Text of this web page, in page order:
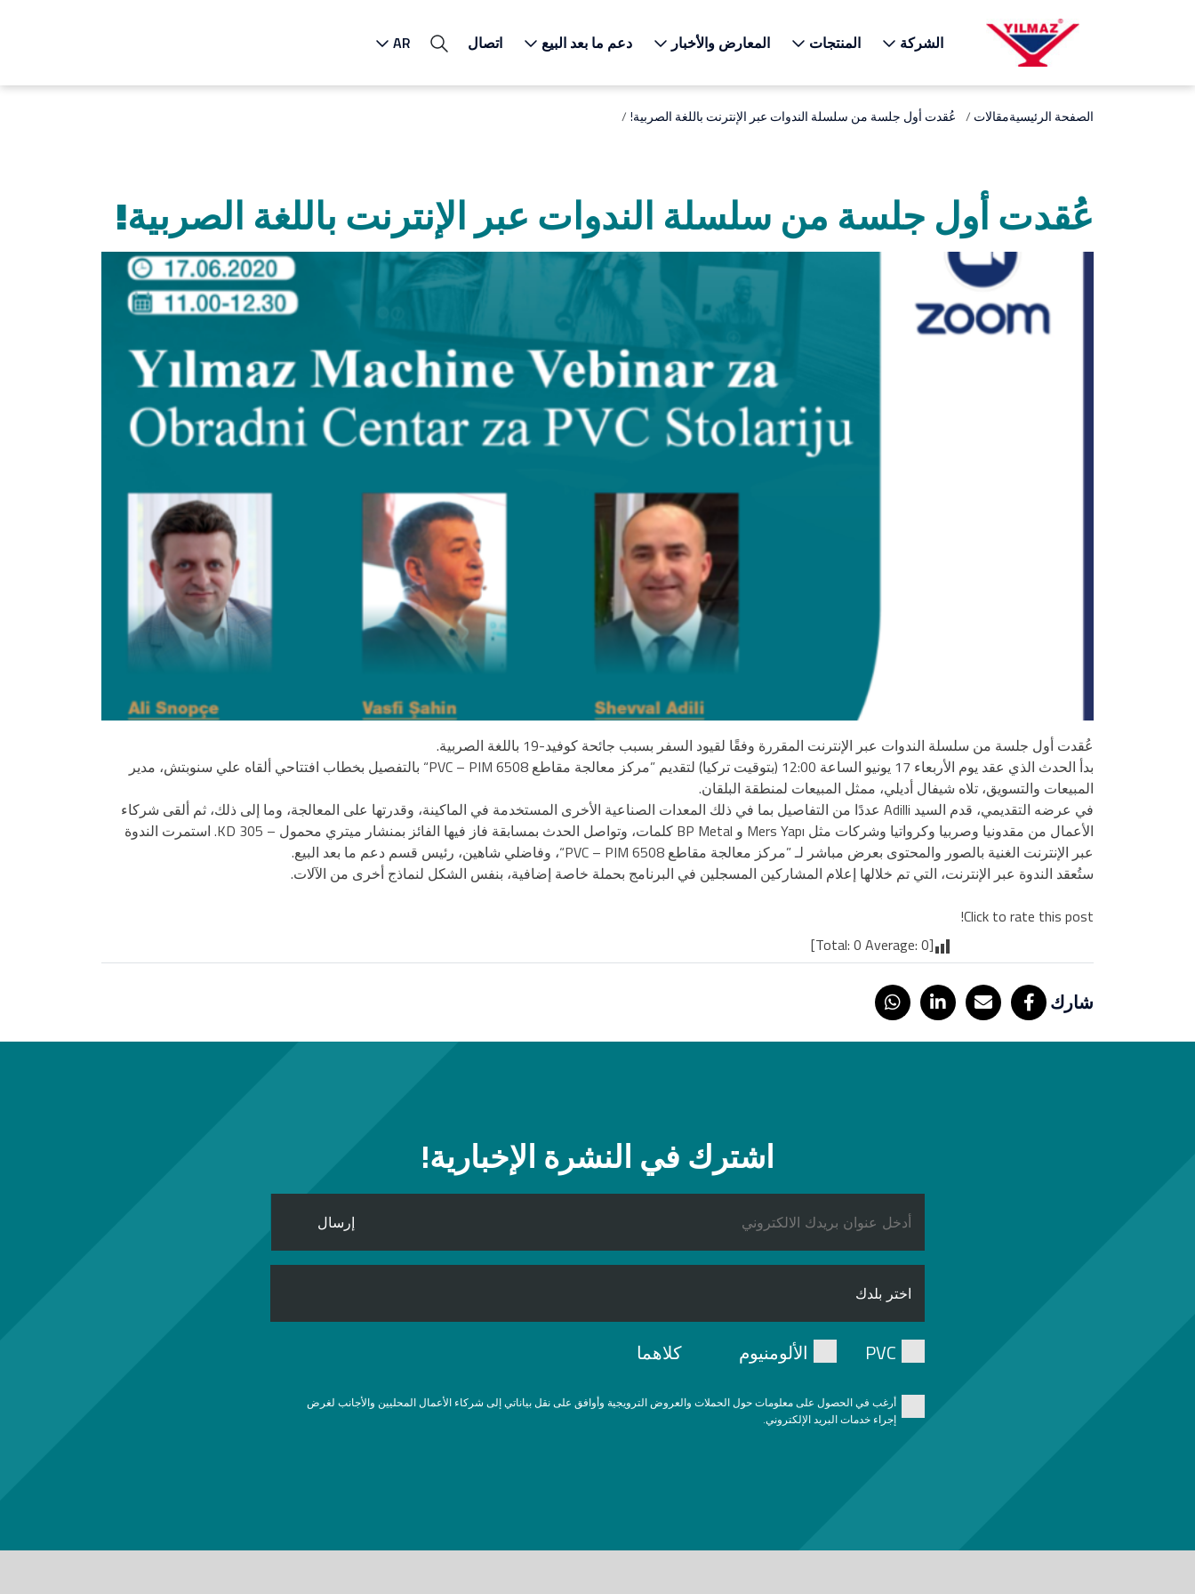
الشركة المنتجات المعارض والأخبار دعم ما بعد البيع اتصال AR
الصفحة الرئيسيةمقالات عُقدت أول جلسة من سلسلة الندوات عبر الإنترنت باللغة الصربية!
عُقدت أول جلسة من سلسلة الندوات عبر الإنترنت باللغة الصربية!
عُقدت أول جلسة من سلسلة الندوات عبر الإنترنت المقررة وفقًا لقيود السفر بسبب جائحة كوفيد-19 باللغة الصربية.
بدأ الحدث الذي عقد يوم الأربعاء 17 يونيو الساعة 12:00 (بتوقيت تركيا) لتقديم ”مركز معالجة مقاطع PVC – PIM 6508“ بالتفصيل بخطاب افتتاحي ألقاه علي سنوبتش، مدير
المبيعات والتسويق، تلاه شيفال أديلي، ممثل المبيعات لمنطقة البلقان.
في عرضه التقديمي، قدم السيد Adilli عددًا من التفاصيل بما في ذلك المعدات الصناعية الأخرى المستخدمة في الماكينة، وقدرتها على المعالجة، وما إلى ذلك، ثم ألقى شركاء
الأعمال من مقدونيا وصربيا وكرواتيا وشركات مثل Mers Yapı و BP Metal كلمات، وتواصل الحدث بمسابقة فاز فيها الفائز بمنشار ميتري محمول – KD 305. استمرت الندوة
عبر الإنترنت الغنية بالصور والمحتوى بعرض مباشر لـ ”مركز معالجة مقاطع PVC – PIM 6508“، وفاضلي شاهين، رئيس قسم دعم ما بعد البيع.
ستُعقد الندوة عبر الإنترنت، التي تم خلالها إعلام المشاركين المسجلين في البرنامج بحملة خاصة إضافية، بنفس الشكل لنماذج أخرى من الآلات.
Click to rate this post!
[Total:
0 Average: 0
]
شارك
اشترك في النشرة الإخبارية!
إرسال
PVC الألومنيوم كلاهما
أرغب في الحصول على معلومات حول الحملات والعروض الترويجية وأوافق على نقل بياناتي إلى شركاء الأعمال المحليين والأجانب لغرض
إجراء خدمات البريد الإلكتروني.